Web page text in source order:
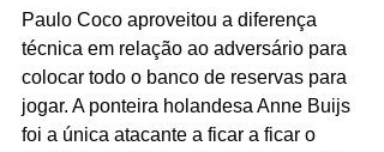
Paulo Coco aproveitou a diferença
técnica em relação ao adversário para
colocar todo o banco de reservas para
jogar. A ponteira holandesa Anne Buijs
foi a única atacante a ficar a ficar o